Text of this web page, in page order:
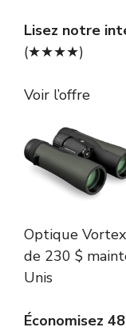
Lisez notre
(★★★★)
Voir l’offre
Optique Vortex
de 230 $
Unis
Économisez